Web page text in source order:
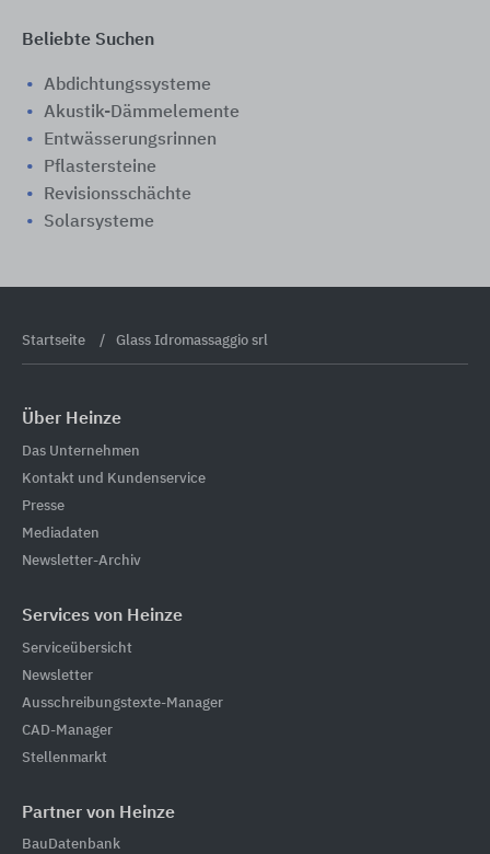
Beliebte Suchen
Abdichtungssysteme
Akustik-Dämmelemente
Entwässerungsrinnen
Pflastersteine
Revisionsschächte
Solarsysteme
Startseite Glass Idromassaggio srl
Über Heinze
Das Unternehmen
Kontakt und Kundenservice
Presse
Mediadaten
Newsletter-Archiv
Services von Heinze
Serviceübersicht
Newsletter
Ausschreibungstexte-Manager
CAD-Manager
Stellenmarkt
Partner von Heinze
BauDatenbank